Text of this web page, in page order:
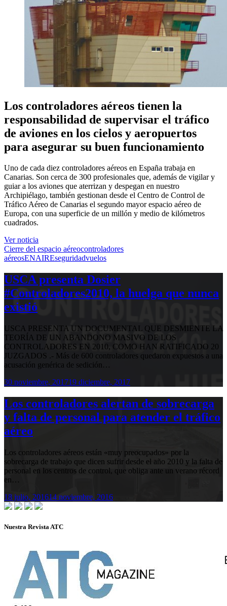
Los controladores aéreos tienen la
responsabilidad de supervisar el tráfico
de aviones en los cielos y aeropuertos
para asegurar su buen funcionamiento
Uno de cada diez controladores aéreos en España trabaja en
Canarias. Son cerca de 300 profesionales que, además de vigilar y
guiar a los aviones que aterrizan y despegan en nuestro
Archipiélago, también gestionan desde el Centro de Control de
Tráfico Aéreo de Canarias el segundo mayor espacio aéreo de
Europa, con una superficie de un millón y medio de kilómetros
cuadrados.
Ver noticia
Cierre del espacio aéreocontroladores
aéreosENAIREseguridadvuelos
USCA presenta Dosier
#Controladores2010, la huelga que nunca
existió
USCA PRESENTA UN DOCUMENTAL QUE DESMIENTE LA
TEORÍA DE UN ABANDONO MASIVO DE LOS
CONTROLADORES EN 2010, COMO HAN RATIFICADO 20
JUZGADOS .- Más de 600 controladores quedaron expuestos a una
acusación genérica de sedición…
30 noviembre, 201719 diciembre, 2017
Los controladores alertan de sobrecarga
y falta de personal para atender el tráfico
aéreo
Los controladores aéreos están «muy preocupados» por la
sobrecarga de trabajo que dicen sufrir desde el año 2010 y la falta de
personal en los centros de control, que obliga ante un verano récord
en…
18 julio, 201614 noviembre, 2016
Nuestra Revista ATC